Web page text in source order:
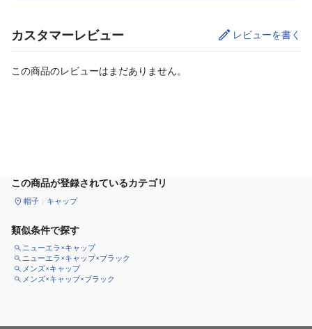
カスタマーレビュー レビューを書く
この商品のレビューはまだありません。
この商品が登録されているカテゴリ
帽子 キャップ
類似条件で探す
ニューエラ×キャップ
ニューエラ×キャップ×ブラック
メンズ×キャップ
メンズ×キャップ×ブラック